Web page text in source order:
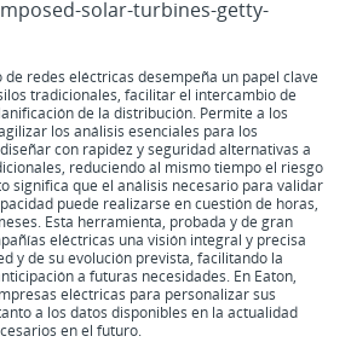
redes eléctricas desempeña un papel clave
tradicionales, facilitar el intercambio de
de la distribución. Permite a los
los análisis esenciales para los
con rapidez y seguridad alternativas a
reduciendo al mismo tiempo el riesgo
significa que el análisis necesario para validar
puede realizarse en cuestión de horas,
Esta herramienta, probada y de gran
eléctricas una visión integral y precisa
y de su evolución prevista, facilitando la
a futuras necesidades. En Eaton,
eléctricas para personalizar sus
a los datos disponibles en la actualidad
en el futuro.